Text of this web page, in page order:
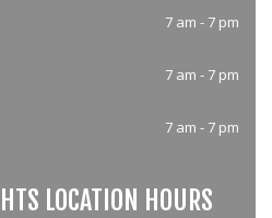
7 am - 7 pm
7 am - 7 pm
7 am - 7 pm
LOCATION HOURS